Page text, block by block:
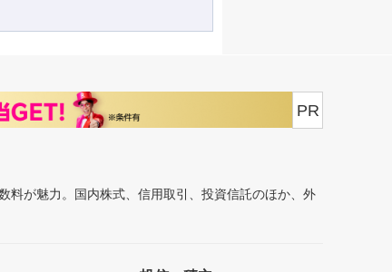
PR
料が魅力。国内株式、信用取引、投資信託のほか、外